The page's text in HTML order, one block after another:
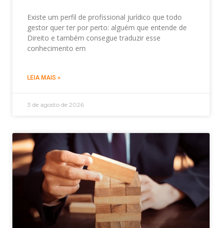
Existe um perfil de profissional jurídico que todo
gestor quer ter por perto: alguém que entende de
Direito e também consegue traduzir esse
conhecimento em
LEIA MAIS »
3 de agosto de 2026